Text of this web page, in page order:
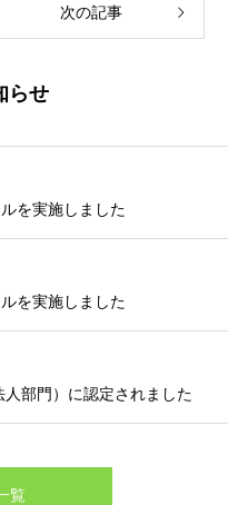
次の記事
らせ
を実施しました
を実施しました
部門）に認定されました
覧